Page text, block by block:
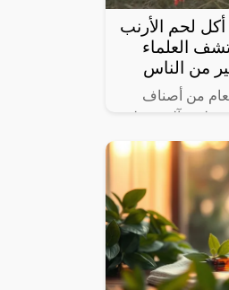
لحم الأرنب
العلماء
من الناس
من أصناف
عليه وآله وسـلم
يثير البعض من